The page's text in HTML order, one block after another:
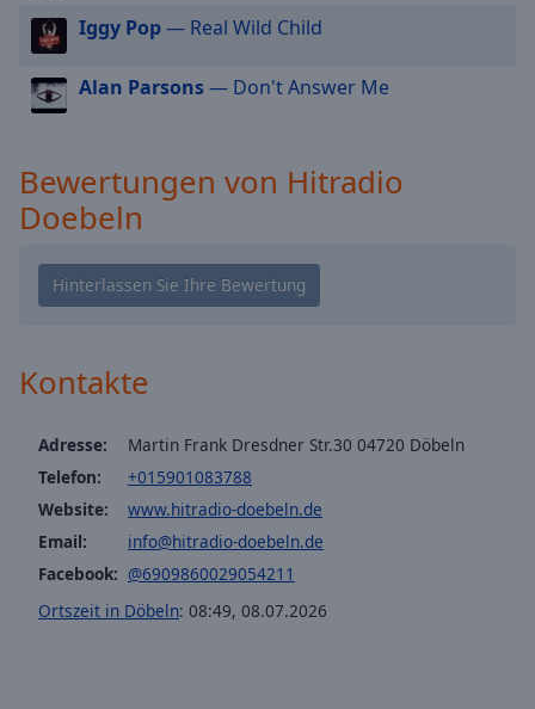
Beginning
dialog
window.
will
cancel
and
window.
Color
Opacity
Background
Color
Iggy Pop— Real Wild Child
Alan Parsons— Don't Answer Me
Bewertungen von Hitradio
Doebeln
Kontakte
Adresse:
Martin Frank Dresdner Str.30 04720 Döbeln
Telefon:
+015901083788
Website:
www.hitradio-doebeln.de
Email:
info@hitradio-doebeln.de
Facebook: @6909860029054211
Ortszeit in Döbeln: 08:49, 08.07.2026